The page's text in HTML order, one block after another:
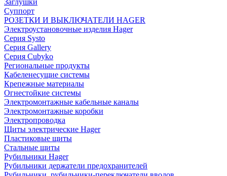
Заглушки
Суппорт
РОЗЕТКИ И ВЫКЛЮЧАТЕЛИ HAGER
Электроустановочные изделия Hager
Серия Systo
Серия Gallery
Серия Cubyko
Региональные продукты
Кабеленесущие системы
Крепежные материалы
Огнестойкие системы
Электромонтажные кабельные каналы
Электромонтажные коробки
Электропроводка
Щиты электрические Hager
Пластиковые щиты
Стальные щиты
Рубильники Hager
Рубильники держатели предохранителей